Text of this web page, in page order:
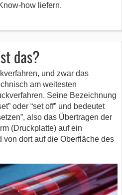
how liefern.
das?
und zwar das
am weitesten
Seine Bezeichnung
oder “set off” und bedeutet
also das Übertragen der
(Druckplatte) auf ein
von dort auf die Oberfläche des